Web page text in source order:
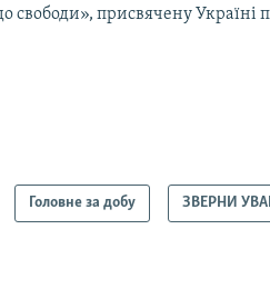
свободи», присвячену Україні
Головне за добу ЗВЕРНИ